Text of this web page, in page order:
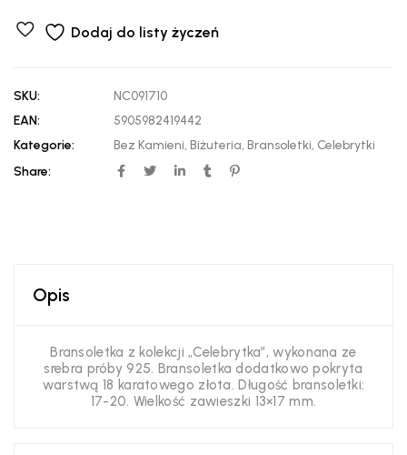
Dodaj do listy życzeń
SKU:
NC091710
EAN:
5905982419442
Kategorie:
Bez Kamieni, Biżuteria, Bransoletki, Celebrytki
Share:
Opis
Bransoletka z kolekcji „Celebrytka”, wykonana ze
srebra próby 925. Bransoletka dodatkowo pokryta
warstwą 18 karatowego złota. Długość bransoletki:
17-20. Wielkość zawieszki 13×17 mm.